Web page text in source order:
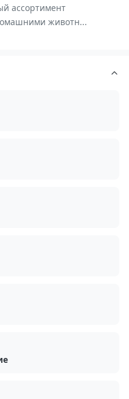
ассортимент
животн...